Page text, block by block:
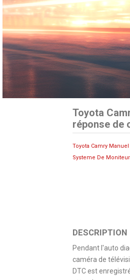
Toyota
réponse de
Toyota Camry
Systeme De
DESCRIPTION
Pendant l'auto
caméra de
DTC est